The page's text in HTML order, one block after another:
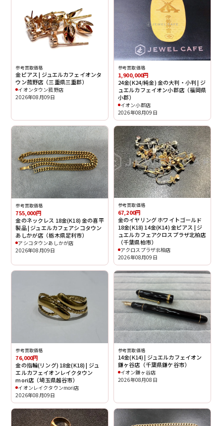
参考買取価格
金ピアス | ジュエルカフェイオンタ
ウン菰野店（三重県三重郡）
イオンタウン菰野店
2026年08月09日
参考買取価格
1,900,000円
24金(K24/純金) 金の大判・小判 | ジ
ュエルカフェイオン小郡店（福岡県
小郡）
イオン小郡店
2026年08月09日
参考買取価格
755,000円
金のネックレス 18金(K18) 金の喜平
製品 | ジュエルカフェアシコタウン
あしかが店（栃木県足利市）
アシコタウンあしかが店
2026年08月09日
参考買取価格
67,200円
金のイヤリング ホワイトゴールド
18金(K18) 14金(K14) 金ピアス | ジ
ュエルカフェアクロスプラザ北柏店
（千葉県柏市）
アクロスプラザ北柏店
2026年08月09日
参考買取価格
76,000円
金の指輪(リング) 18金(K18) | ジュ
エルカフェイオンレイクタウン
mori店（埼玉県越谷市）
イオンレイクタウンmori店
2026年08月09日
参考買取価格
14金(K14) | ジュエルカフェイオン
鎌ヶ谷店（千葉県鎌ケ谷市）
イオン鎌ヶ谷店
2026年08月08日